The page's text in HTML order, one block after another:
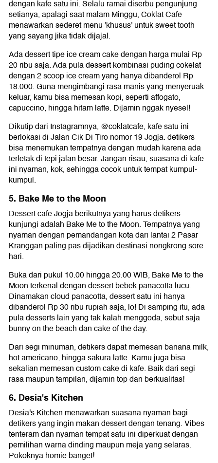
dengan kafe satu ini. Selalu ramai diserbu pengunjung
setianya, apalagi saat malam Minggu, Coklat Cafe
menawarkan sederet menu 'khusus' untuk sweet tooth
yang sayang jika tidak dijajal.
Ada dessert tipe ice cream cake dengan harga mulai Rp
20 ribu saja. Ada pula dessert kombinasi puding cokelat
dengan 2 scoop ice cream yang hanya dibanderol Rp
18.000. Guna mengimbangi rasa manis yang menyeruak
keluar, kamu bisa memesan kopi, seperti affogato,
capuccino, hingga hitam latte. Dijamin nggak nyesel!
Dikutip dari Instagramnya, @coklatcafe, kafe satu ini
berlokasi di Jalan Cik Di Tiro nomor 19 Jogja. detikers
bisa menemukan tempatnya dengan mudah karena ada
terletak di tepi jalan besar. Jangan risau, suasana di kafe
ini nyaman, kok, sehingga cocok untuk tempat kumpul-
kumpul.
5. Bake Me to the Moon
Dessert cafe Jogja berikutnya yang harus detikers
kunjungi adalah Bake Me to the Moon. Tempatnya yang
nyaman dengan pemandangan kota dari lantai 2 Pasar
Kranggan paling pas dijadikan destinasi nongkrong sore
hari.
Buka dari pukul 10.00 hingga 20.00 WIB, Bake Me to the
Moon terkenal dengan dessert bebek panacotta lucu.
Dinamakan cloud panacotta, dessert satu ini hanya
dibanderol Rp 30 ribu rupiah saja, lo! Di samping itu, ada
pula desserts lain yang tak kalah menggoda, sebut saja
bunny on the beach dan cake of the day.
Dari segi minuman, detikers dapat memesan banana milk,
hot americano, hingga sakura latte. Kamu juga bisa
sekalian memesan custom cake di kafe. Baik dari segi
rasa maupun tampilan, dijamin top dan berkualitas!
6. Desia's Kitchen
Desia's Kitchen menawarkan suasana nyaman bagi
detikers yang ingin makan dessert dengan tenang. Vibes
tenteram dan nyaman tempat satu ini diperkuat dengan
pemilihan warna dinding maupun meja yang selaras.
Pokoknya homie banget!